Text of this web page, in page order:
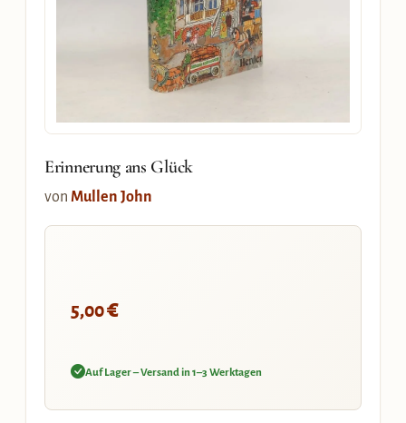
Erinnerung ans Glück
von Mullen John
5,00€
Auf Lager – Versand in 1–3 Werktagen